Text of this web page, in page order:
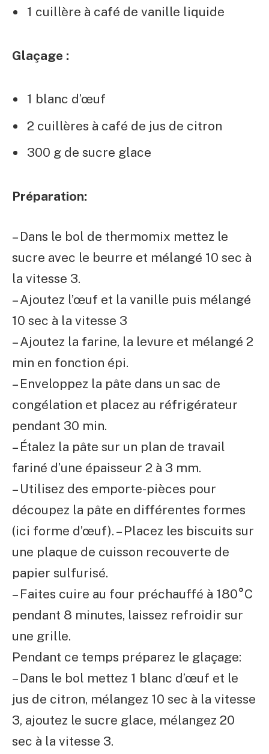
1 cuillère à café de vanille liquide
Glaçage :
1 blanc d’œuf
2 cuillères à café de jus de citron
300 g de sucre glace
Préparation:
– Dans le bol de thermomix mettez le
sucre avec le beurre et mélangé 10 sec à
la vitesse 3.
– Ajoutez l’œuf et la vanille puis mélangé
10 sec à la vitesse 3
– Ajoutez la farine, la levure et mélangé 2
min en fonction épi.
– Enveloppez la pâte dans un sac de
congélation et placez au réfrigérateur
pendant 30 min.
– Étalez la pâte sur un plan de travail
fariné d’une épaisseur 2 à 3 mm.
– Utilisez des emporte-pièces pour
découpez la pâte en différentes formes
(ici forme d’œuf). – Placez les biscuits sur
une plaque de cuisson recouverte de
papier sulfurisé.
– Faites cuire au four préchauffé à 180°C
pendant 8 minutes, laissez refroidir sur
une grille.
Pendant ce temps préparez le glaçage:
– Dans le bol mettez 1 blanc d’œuf et le
jus de citron, mélangez 10 sec à la vitesse
3, ajoutez le sucre glace, mélangez 20
sec à la vitesse 3.